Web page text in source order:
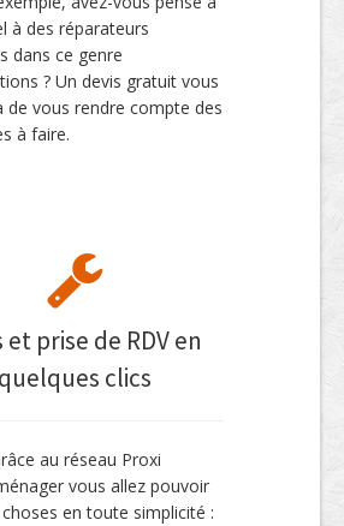
à des réparateurs
dans ce genre
? Un devis gratuit vous
de vous rendre compte des
à faire.
et prise de RDV en
quelques clics
au réseau Proxi
vous allez pouvoir
en toute simplicité :